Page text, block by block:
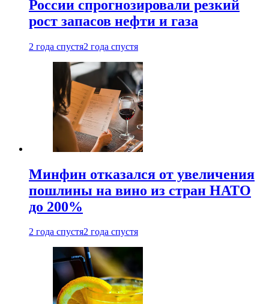
России спрогнозировали резкий
рост запасов нефти и газа
2 года спустя2 года спустя
Минфин отказался от увеличения
пошлины на вино из стран НАТО
до 200%
2 года спустя2 года спустя